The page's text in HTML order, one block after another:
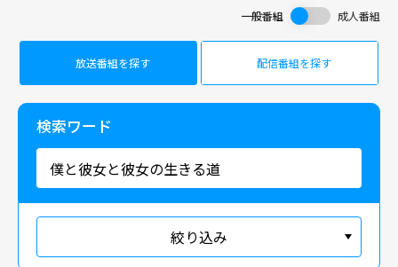
一般番組 成人番組
放送番組を探す 配信番組を探す
検索ワード
絞り込み